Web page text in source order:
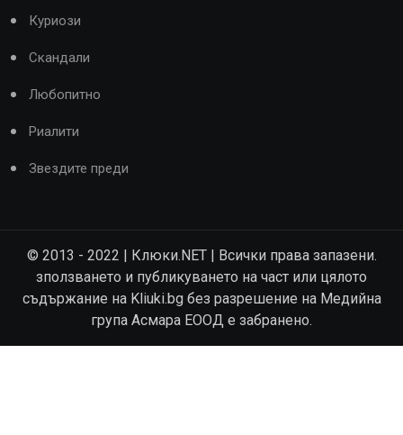
Куриози
Скандали
Любопитно
Риалити
Звездите преди
© 2013 - 2022 | Клюки.NET | Всички права запазени.
зползването и публикуването на част или цялото
съдържание на Kliuki.bg без разрешение на Медийна
група Асмара ЕООД е забранено.